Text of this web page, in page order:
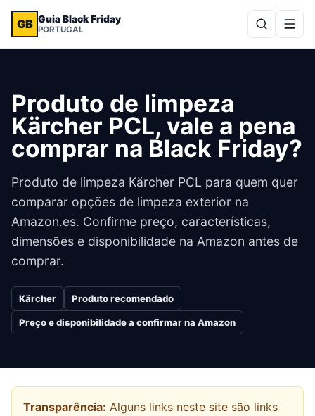
GB Guia Black Friday
PORTUGAL
Produto de limpeza
Kärcher PCL, vale a pena
comprar na Black Friday?
Produto de limpeza Kärcher PCL para quem quer
comparar opções de limpeza exterior na
Amazon.es. Confirme preço, características,
dimensões e disponibilidade na Amazon antes de
comprar.
Kärcher Produto recomendado
Preço e disponibilidade a confirmar na Amazon
Transparência: Alguns links neste site são links